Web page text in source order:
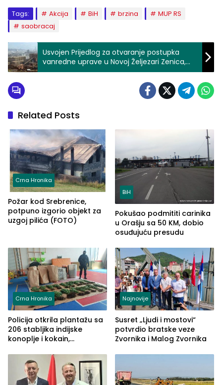
Tags: Akcija BiH brzina
MUP RS
saobracaj
Usvojen Prijedlog za otvaranje postupka
vanredne uprave u Novoj Željezari Zenica,
imenovan vanredni upravnik
Related Posts
Crna Hronika
Požar kod Srebrenice,
potpuno izgorio objekt za
uzgoj pilića (FOTO)
BiH
Pokušao podmititi carinika
u Orašju sa 50 KM, dobio
osuđujuću presudu
Crna Hronika
Policija otkrila plantažu sa
206 stabljika indijske
konoplje i kokain,
(FOTO)
Najnovije
Susret „Ljudi i mostovi“
potvrdio bratske veze
Zvornika i Malog Zvornika